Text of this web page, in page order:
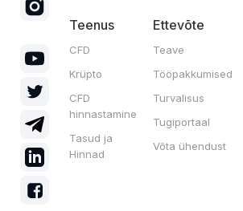
Teenus
CFD
Krüpto
CFD
hinnastamine
Tasud ja
Hinnad
Ettevõte
Teave
Tööpakkumised
Turvalisus
Tugiportaal
Võta ühendust